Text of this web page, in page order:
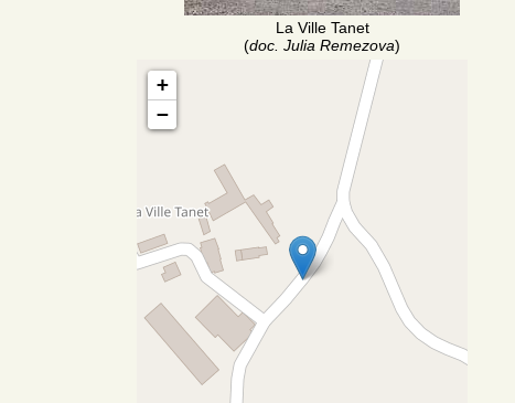
La Ville Tanet
(doc. Julia Remezova)
+
−